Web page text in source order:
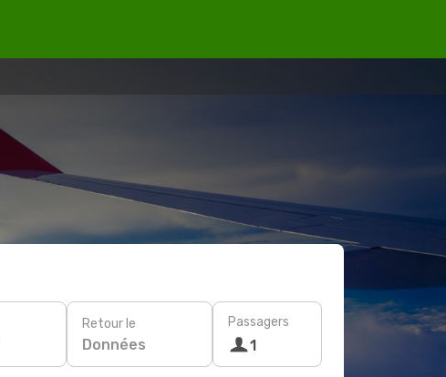
Retour le
Données
Passagers
1